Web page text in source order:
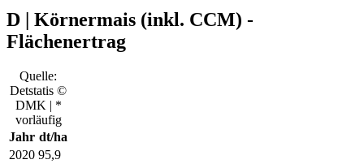
D | Körnermais (inkl. CCM) -
Flächenertrag
Quelle:
Detstatis ©
DMK | *
vorläufig
Jahr dt/ha
2020 95,9